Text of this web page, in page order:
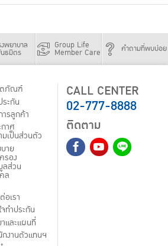
งพยาบาล
ธมิตร
Group Life
Member Care คำถามที่พบบ่อย
ภัณฑ์
ะกัน
ารลูกค้า
าศ
มเป็นส่วนตัว
าย
รอง
ลส่วน
ล
อเรา
ทำประกัน
และแผนที่
กงานตัวแทนฯ
CALL CENTER
02-777-8888
ติดตาม